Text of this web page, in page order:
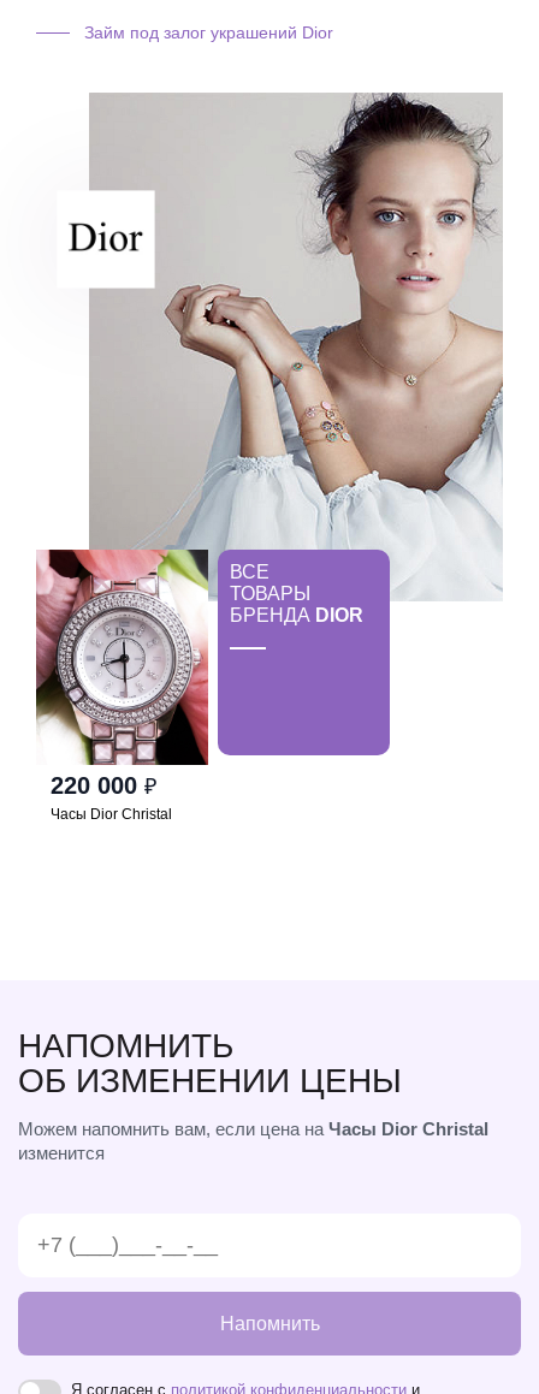
Займ под залог украшений Dior
220 000 ₽
Часы Dior Christal
ВСЕ
ТОВАРЫ
БРЕНДА DIOR
НАПОМНИТЬ
ОБ ИЗМЕНЕНИИ ЦЕНЫ
Можем напомнить вам, если цена наЧасы Dior Christal
изменится
Напомнить
Я согласен с политикой конфиденциальности и